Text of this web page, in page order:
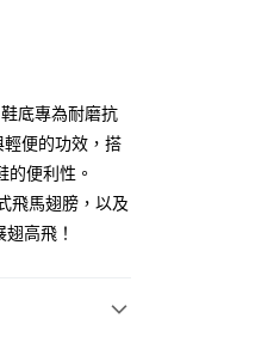
須另外申請。
到大哥付的交易
確認付款後即
頁面所載為準。
訂單將自動取
系統評分，恕
底專為耐磨抗
便的功效，搭
便利性。
飛馬翅膀，以及
高飛！